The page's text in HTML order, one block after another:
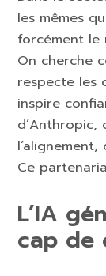
les mêmes
forcément le
On cherche
respecte les
inspire
Ce
L’IA
cap de